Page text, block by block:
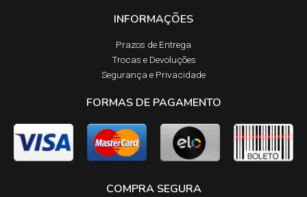
INFORMAÇÕES
Prazos de Entrega​
Trocas e Devoluções​
Segurança e Privacidade
FORMAS DE PAGAMENTO
COMPRA SEGURA